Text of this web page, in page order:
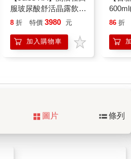
服玻尿酸舒活晶露飲品
(15ml×30瓶/盒)
8 折 特價 3980 元
加入購物車
86 折
圖片 條列